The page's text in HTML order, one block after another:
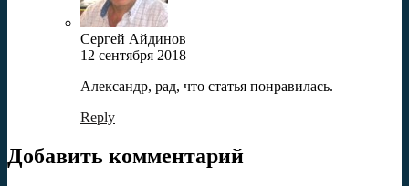
Сергей Айдинов
12 сентября 2018
Александр, рад, что статья понравилась.
Reply
Добавить комментарий